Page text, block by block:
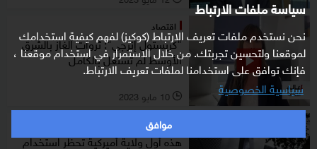
سياسة ملفات الارتباط
نحن نستخدم ملفات تعريف الارتباط (كوكيز) لفهم كيفية استخدامك
لموقعنا ولتحسين تجربتك. من خلال الاستمرار في استخدام موقعنا ،
فإنك توافق على استخدامنا لملفات تعريف الارتباط.
سياسية الخصوصية
موافق
اقتصاد
"كريستول إنرجي": ثروات الغاز بالشرق
الأوسط لم تستغل بالكامل
l 10 مايو 2023
اقتصاد
هذه أول ولاية أميركية تحظر استخدام